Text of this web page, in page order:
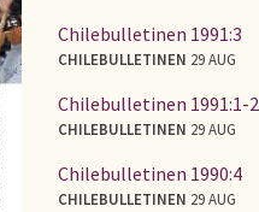
Chilebulletinen 1991:3
CHILEBULLETINEN 29 AUG
Chilebulletinen 1991:1-2
CHILEBULLETINEN 29 AUG
Chilebulletinen 1990:4
CHILEBULLETINEN 29 AUG